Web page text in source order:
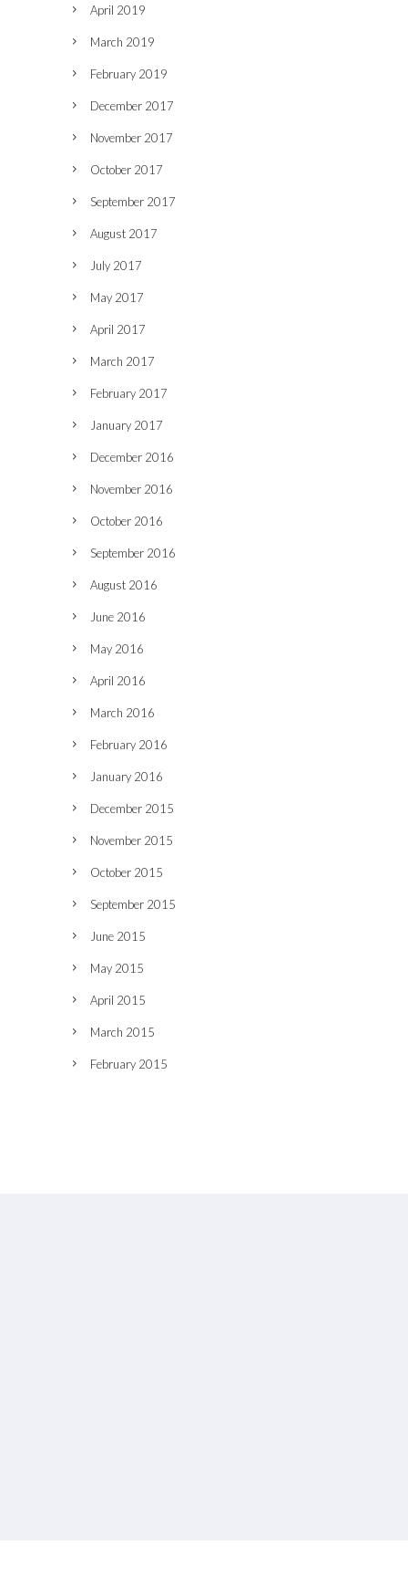
April 2019
March 2019
February 2019
December 2017
November 2017
October 2017
September 2017
August 2017
July 2017
May 2017
April 2017
March 2017
February 2017
January 2017
December 2016
November 2016
October 2016
September 2016
August 2016
June 2016
May 2016
April 2016
March 2016
February 2016
January 2016
December 2015
November 2015
October 2015
September 2015
June 2015
May 2015
April 2015
March 2015
February 2015